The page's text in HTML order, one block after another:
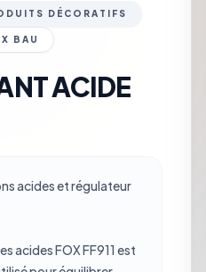
DÉCORATIFS
BAU
ACIDE
acides et régulateur
acides FOX FF911 est